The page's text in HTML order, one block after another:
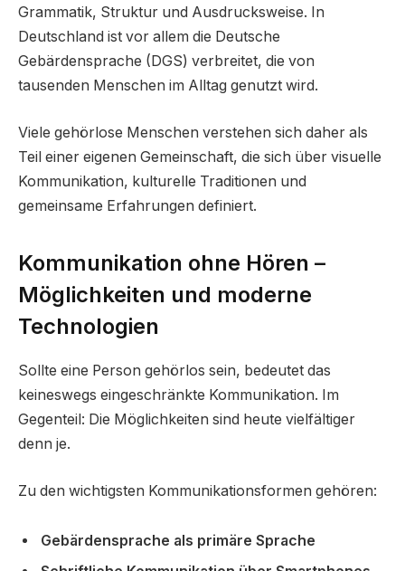
Grammatik, Struktur und Ausdrucksweise. In
Deutschland ist vor allem die Deutsche
Gebärdensprache (DGS) verbreitet, die von
tausenden Menschen im Alltag genutzt wird.
Viele gehörlose Menschen verstehen sich daher als
Teil einer eigenen Gemeinschaft, die sich über visuelle
Kommunikation, kulturelle Traditionen und
gemeinsame Erfahrungen definiert.
Kommunikation ohne Hören –
Möglichkeiten und moderne
Technologien
Sollte eine Person gehörlos sein, bedeutet das
keineswegs eingeschränkte Kommunikation. Im
Gegenteil: Die Möglichkeiten sind heute vielfältiger
denn je.
Zu den wichtigsten Kommunikationsformen gehören:
Gebärdensprache als primäre Sprache